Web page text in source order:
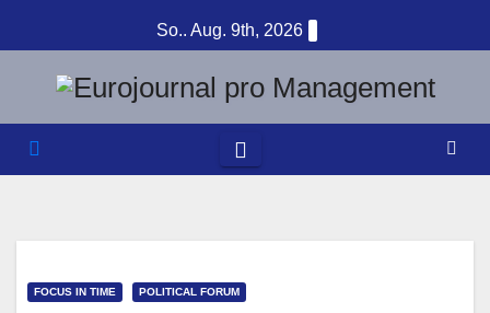
Inhalt
springen
So.. Aug. 9th, 2026
FOCUS IN TIME POLITICAL FORUM